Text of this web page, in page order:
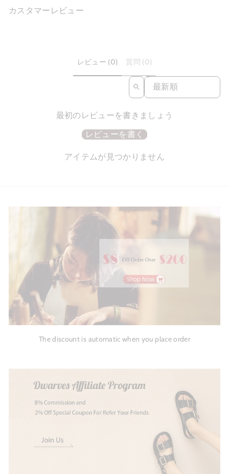
カスタマーレビュー
レビュー (0) 質問 (0)
SORT REVIEWS BY
最初のレビューを書きましょう
レビューを書く
アイテムが見つかりません
The discount is automatic when you place order